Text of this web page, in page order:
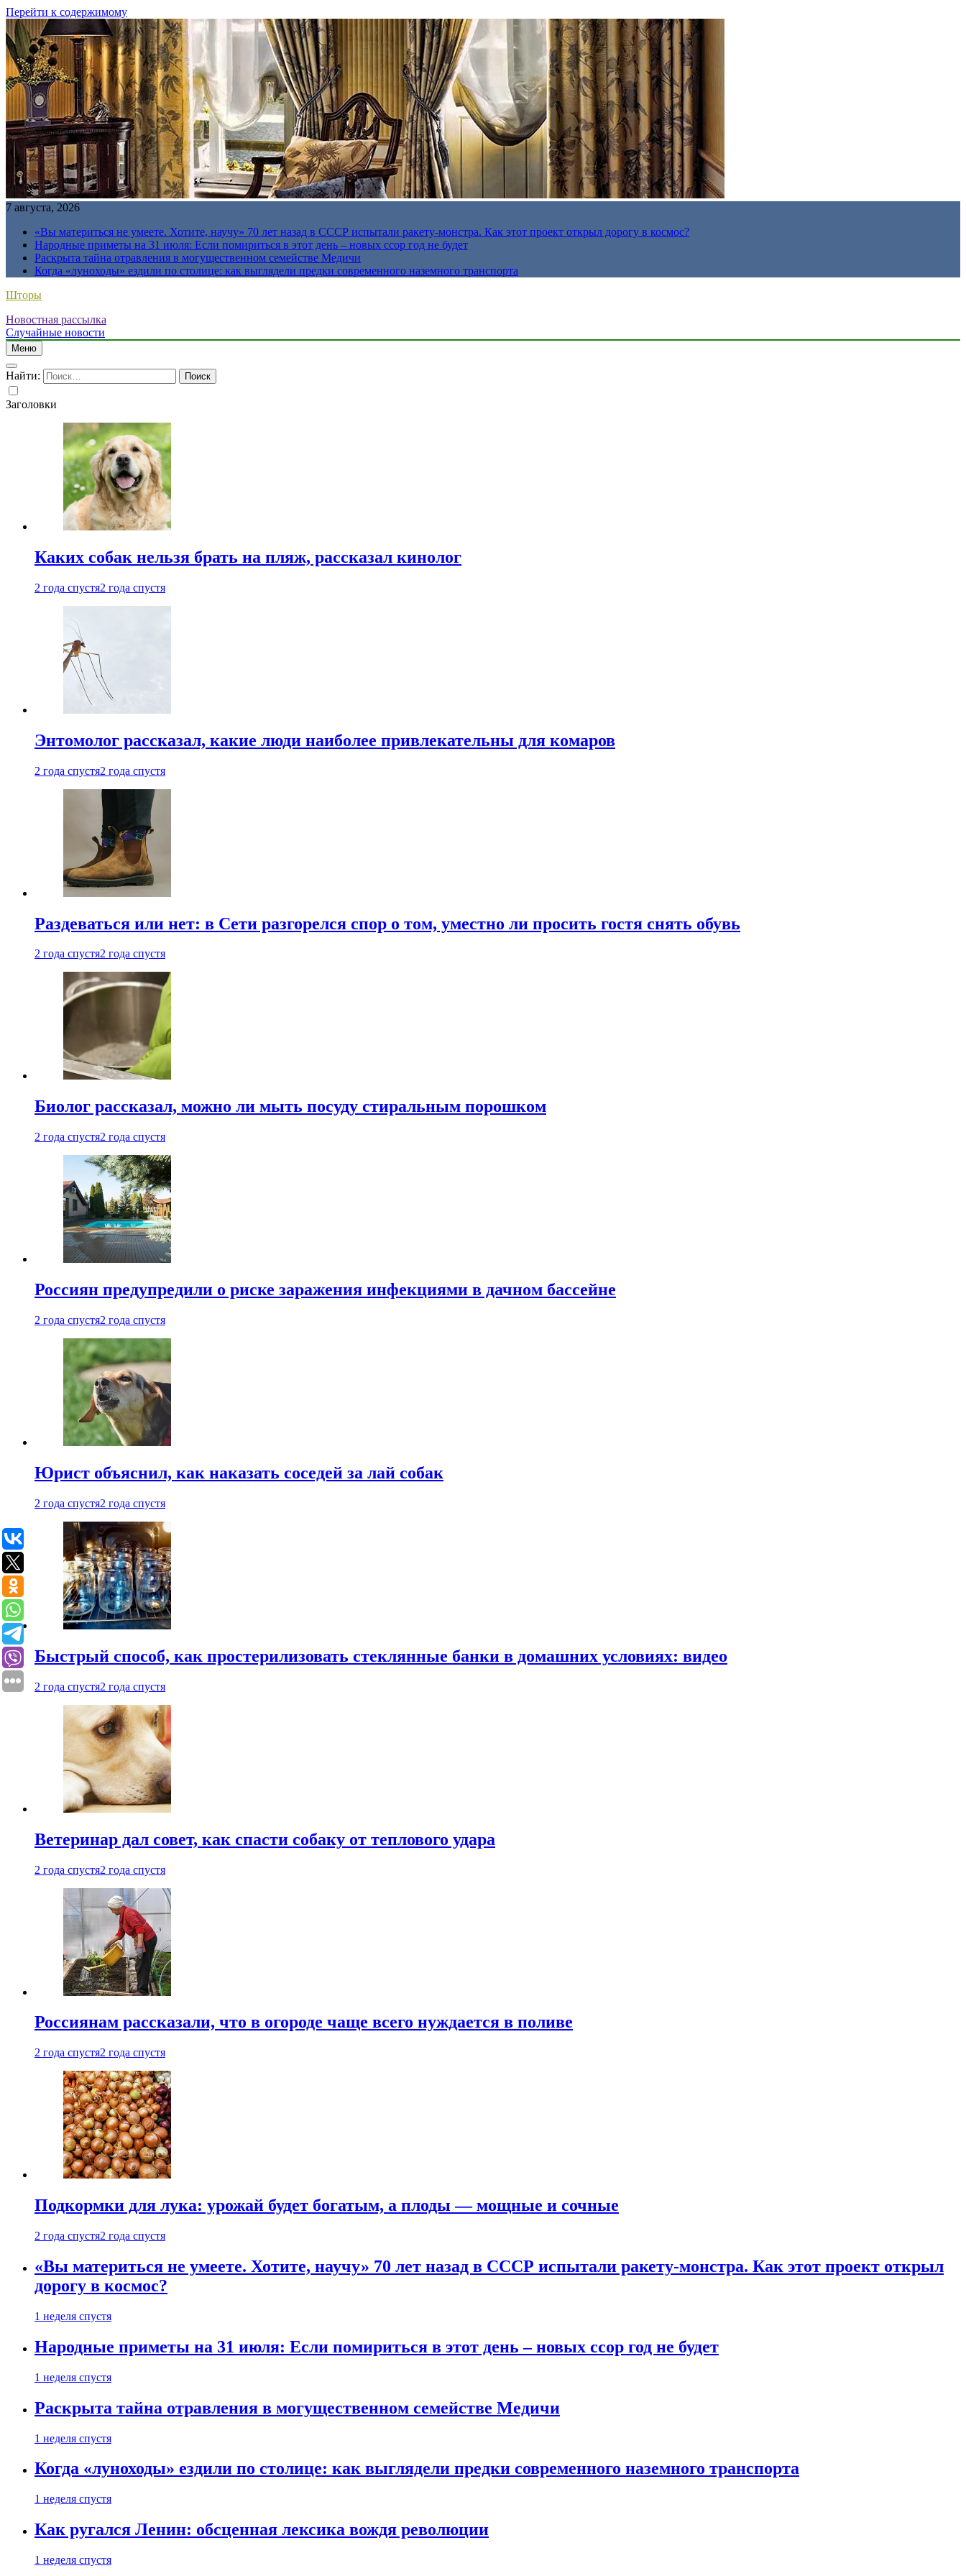
Перейти к содержимому
7 августа, 2026
«Вы материться не умеете. Хотите, научу» 70 лет назад в СССР испытали ракету-монстра. Как этот проект открыл дорогу в космос?
Народные приметы на 31 июля: Если помириться в этот день – новых ссор год не будет
Раскрыта тайна отравления в могущественном семействе Медичи
Когда «луноходы» ездили по столице: как выглядели предки современного наземного транспорта
Шторы
Новостная рассылка
Случайные новости
Меню
Найти:
Заголовки
Каких собак нельзя брать на пляж, рассказал кинолог
2 года спустя2 года спустя
Энтомолог рассказал, какие люди наиболее привлекательны для комаров
2 года спустя2 года спустя
Раздеваться или нет: в Сети разгорелся спор о том, уместно ли просить гостя снять обувь
2 года спустя2 года спустя
Биолог рассказал, можно ли мыть посуду стиральным порошком
2 года спустя2 года спустя
Россиян предупредили о риске заражения инфекциями в дачном бассейне
2 года спустя2 года спустя
Юрист объяснил, как наказать соседей за лай собак
2 года спустя2 года спустя
Быстрый способ, как простерилизовать стеклянные банки в домашних условиях: видео
2 года спустя2 года спустя
Ветеринар дал совет, как спасти собаку от теплового удара
2 года спустя2 года спустя
Россиянам рассказали, что в огороде чаще всего нуждается в поливе
2 года спустя2 года спустя
Подкормки для лука: урожай будет богатым, а плоды — мощные и сочные
2 года спустя2 года спустя
«Вы материться не умеете. Хотите, научу» 70 лет назад в СССР испытали ракету-монстра. Как этот проект открыл
дорогу в космос?
1 неделя спустя
Народные приметы на 31 июля: Если помириться в этот день – новых ссор год не будет
1 неделя спустя
Раскрыта тайна отравления в могущественном семействе Медичи
1 неделя спустя
Когда «луноходы» ездили по столице: как выглядели предки современного наземного транспорта
1 неделя спустя
Как ругался Ленин: обсценная лексика вождя революции
1 неделя спустя